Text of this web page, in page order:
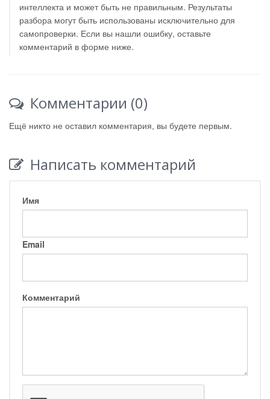
интеллекта и может быть не правильным. Результаты
разбора могут быть использованы исключительно для
самопроверки. Если вы нашли ошибку, оставьте
комментарий в форме ниже.
Комментарии (0)
Ещё никто не оставил комментария, вы будете первым.
Написать комментарий
Имя
Email
Комментарий